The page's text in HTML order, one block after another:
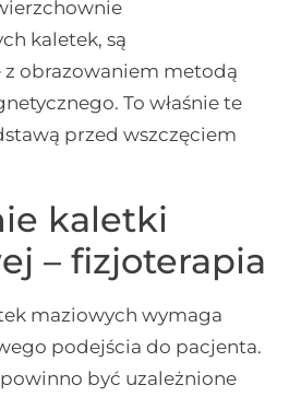
kaletek, są
obrazowaniem metodą
To właśnie te
przed wszczęciem
kaletki
– fizjoterapia
maziowych wymaga
podejścia do pacjenta.
być uzależnione